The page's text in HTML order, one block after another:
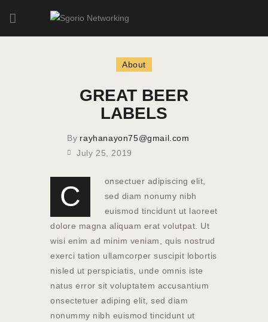
OUR SERVICES
About
GREAT BEER
LABELS
By rayhanayon75@gmail.com
July 25, 2019
C
onsectuer adipiscing elit,
sed diam nonumy nibh
euismod tincidunt ut laoreet
dolore magna aliquam erat volutpat. Ut
wisi enim ad minim veniam, quis nostrud
exerci tation ullamcorper suscipit lobortis
nisled ut perspiciatis, unde omnis iste
natus error sit voluptatem accusantium
onsectetuer adiping elit, sed diam
nonummy nibh euismod tincidunt ut